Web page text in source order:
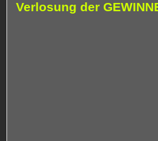
Verlosung der